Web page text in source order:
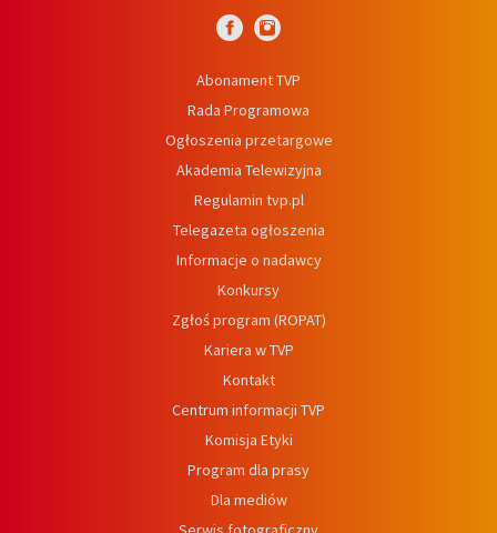
Abonament TVP
Rada Programowa
Ogłoszenia przetargowe
Akademia Telewizyjna
Regulamin tvp.pl
Telegazeta ogłoszenia
Informacje o nadawcy
Konkursy
Zgłoś program (ROPAT)
Kariera w TVP
Kontakt
Centrum informacji TVP
Komisja Etyki
Program dla prasy
Dla mediów